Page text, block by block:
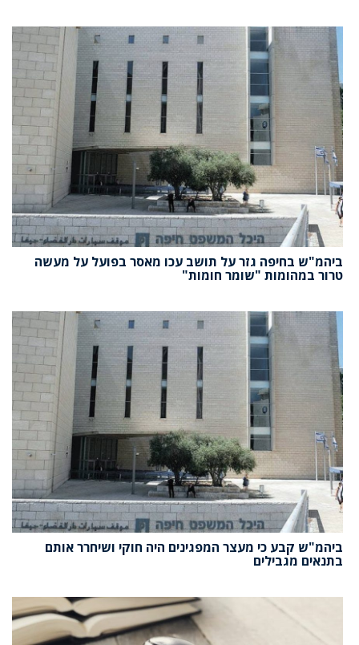
ביהמ"ש בחיפה גזר על תושב עכו מאסר בפועל על מעשה
טרור במהומות "שומר חומות"
ביהמ"ש קבע כי מעצר המפגינים היה חוקי ושיחרר אותם
בתנאים מגבילים